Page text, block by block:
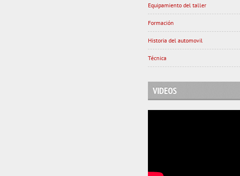
Equipamiento del taller
Formación
Historia del automovil
Técnica
VIDEOS